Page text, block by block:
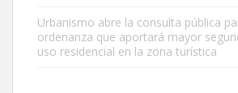
Urbanismo abre la consulta pública
ordenanza que aportará mayor
uso residencial en la zona turística